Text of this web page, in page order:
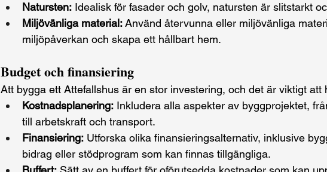
Natursten: Idealisk för fasader och golv, natursten är slitstarkt
Miljövänliga material: Använd återvunna eller miljövänliga
miljöpåverkan och skapa ett hållbart hem.
Budget och finansiering
Att bygga ett Attefallshus är en stor investering, och det är viktigt att
Kostnadsplanering: Inkludera alla aspekter av byggprojektet,
till arbetskraft och transport.
Finansiering: Utforska olika finansieringsalternativ, inklusive
bidrag eller stödprogram som kan finnas tillgängliga.